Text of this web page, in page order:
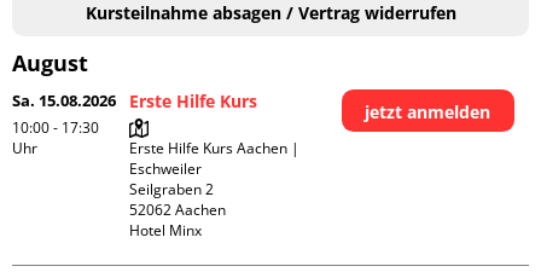
Kursteilnahme absagen / Vertrag widerrufen
August
Sa. 15.08.2026
10:00 - 17:30
Uhr
Erste Hilfe Kurs
Erste Hilfe Kurs Aachen |
Eschweiler
Seilgraben 2
52062 Aachen
Hotel Minx
jetzt anmelden